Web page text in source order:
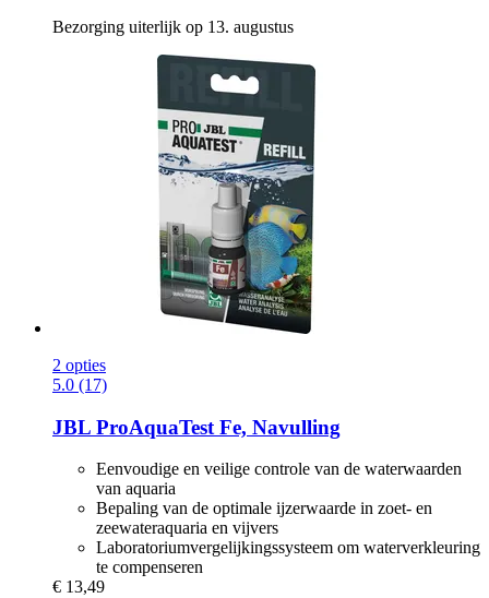
Bezorging uiterlijk op 13. augustus
2 opties
5.0 (17)
JBL ProAquaTest Fe, Navulling
Eenvoudige en veilige controle van de waterwaarden
van aquaria
Bepaling van de optimale ijzerwaarde in zoet- en
zeewateraquaria en vijvers
Laboratoriumvergelijkingssysteem om waterverkleuring
te compenseren
€ 13,49